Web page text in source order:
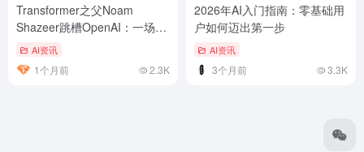
Transformer之父Noam
Shazeer跳槽OpenAI：一场价
值27亿美元的AI人才争夺战
AI资讯
1个月前 2.3K
2026年AI入门指南：零基础用
户如何迈出第一步
AI资讯
3个月前 3.3K